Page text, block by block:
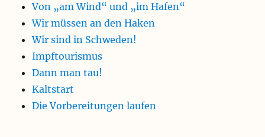
Von „am Wind“ und „im Hafen“
Wir müssen an den Haken
Wir sind in Schweden!
Impftourismus
Dann man tau!
Kaltstart
Die Vorbereitungen laufen